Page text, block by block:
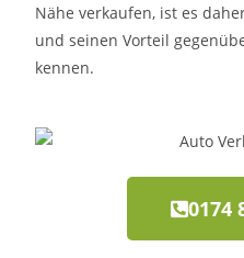
Nähe verkaufen, ist es
und seinen Vorteil
kennen.
0174